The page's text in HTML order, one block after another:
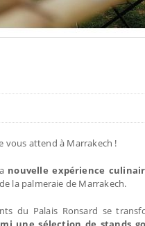
vous attend à Marrakech !
nouvelle expérience
la palmeraie de Marrakech.
du Palais Ronsard se